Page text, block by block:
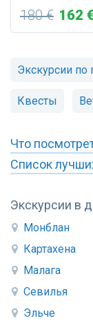
Экскурсии в
Монблан
Картахена
Малага
Севилья
Эльче
180 € 162
Экскурсии по
Квесты
Что
Список